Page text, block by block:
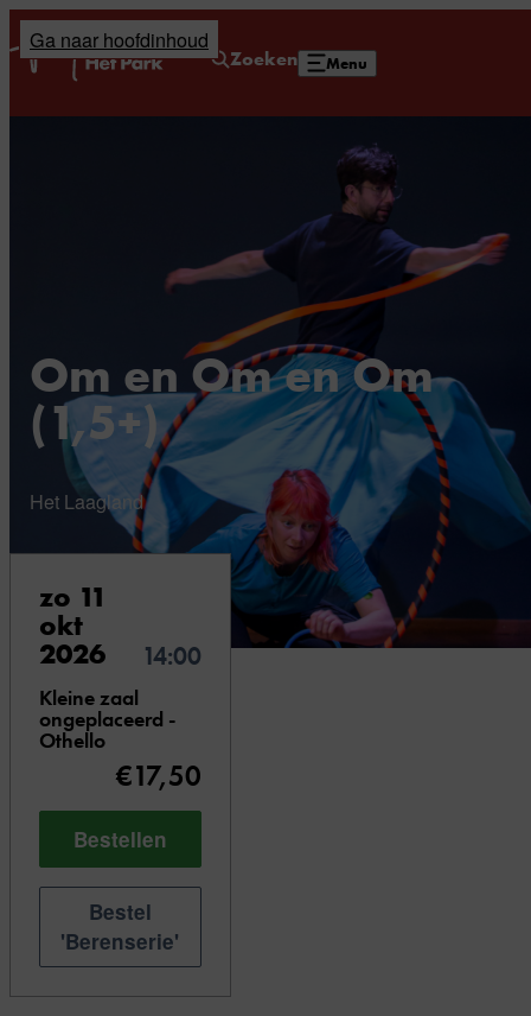
Ga naar hoofdinhoud
Zoeken Menu
Home
Om en Om en Om
(1,5+)
Het Laagland
zo 11
okt
2026 14:00
Kleine zaal
ongeplaceerd -
Othello
€17,50
Bestellen
Bestel
'Berenserie'